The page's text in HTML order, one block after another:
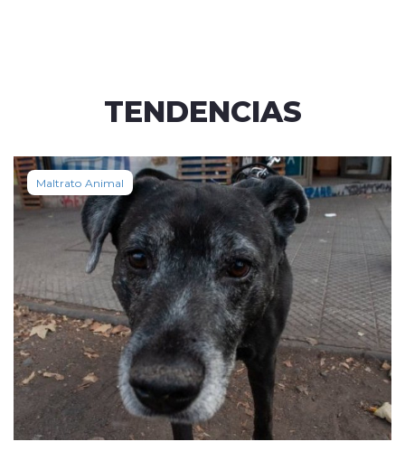
TENDENCIAS
Maltrato Animal